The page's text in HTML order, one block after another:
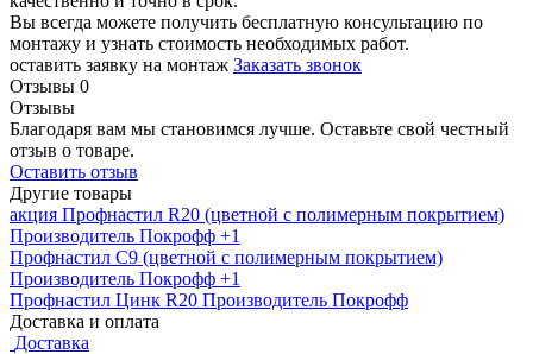
Вы всегда можете получить бесплатную консультацию по
монтажу и узнать стоимость необходимых работ.
оставить заявку на монтаж Заказать звонок
Отзывы 0
Отзывы
Благодаря вам мы становимся лучше. Оставьте свой честный
отзыв о товаре.
Оставить отзыв
Другие товары
акция Профнастил R20 (цветной с полимерным покрытием)
Производитель Покрофф +1
Профнастил С9 (цветной с полимерным покрытием)
Производитель Покрофф +1
Профнастил Цинк R20 Производитель Покрофф
Доставка и оплата
Доставка